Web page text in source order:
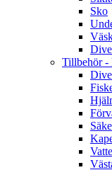
Sko
Tillbehör -